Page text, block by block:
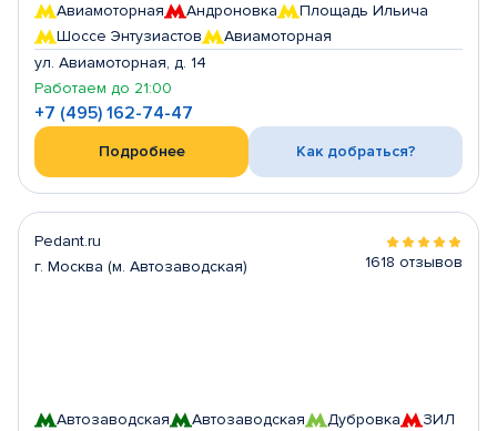
Авиамоторная Андроновка
Площадь Ильича
Шоссе Энтузиастов
Авиамоторная
ул. Авиамоторная, д. 14
Работаем до 21:00
+7 (495) 162-74-47
Подробнее Как добраться?
Pedant.ru
г. Москва (м. Автозаводская)
1618 отзывов
Автозаводская Автозаводская Дубровка
ЗИЛ